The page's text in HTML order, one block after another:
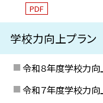
PDF
学校力向上プラン
令和８年度学校力向
令和７年度学校力向